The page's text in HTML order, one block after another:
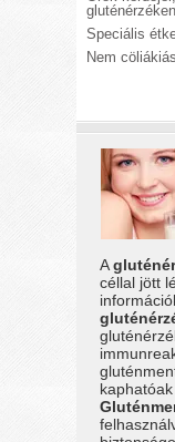
Speciális
Nem
A
céllal jött